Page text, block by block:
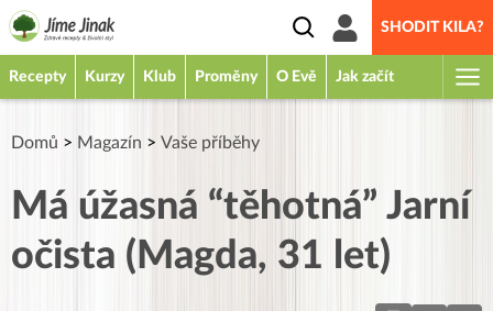
SHODIT KILA?
Recepty Kurzy Klub Proměny O Evě Jak začít
Domů > Magazín > Vaše příběhy
Má úžasná “těhotná” Jarní
očista (Magda, 31 let)